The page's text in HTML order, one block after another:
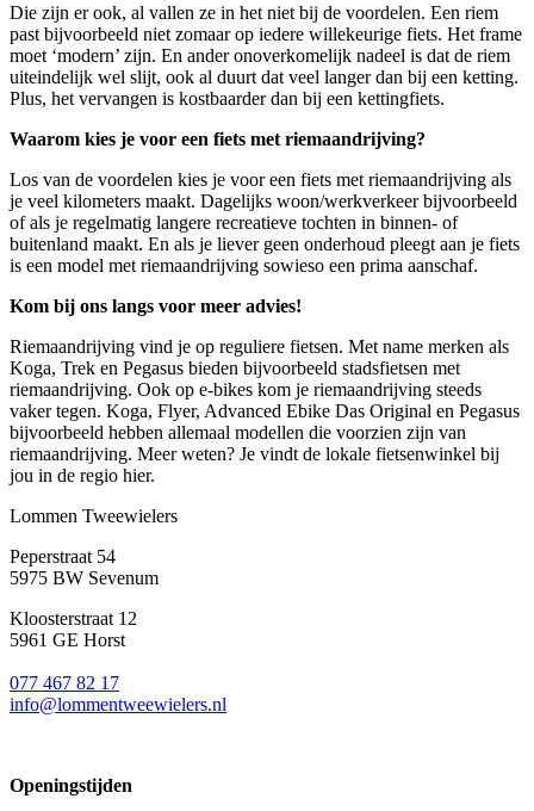
Die zijn er ook, al vallen ze in het niet bij de voordelen. Een riem
past bijvoorbeeld niet zomaar op iedere willekeurige fiets. Het frame
moet ‘modern’ zijn. En ander onoverkomelijk nadeel is dat de riem
uiteindelijk wel slijt, ook al duurt dat veel langer dan bij een ketting.
Plus, het vervangen is kostbaarder dan bij een kettingfiets.
Waarom kies je voor een fiets met riemaandrijving?
Los van de voordelen kies je voor een fiets met riemaandrijving als
je veel kilometers maakt. Dagelijks woon/werkverkeer bijvoorbeeld
of als je regelmatig langere recreatieve tochten in binnen- of
buitenland maakt. En als je liever geen onderhoud pleegt aan je fiets
is een model met riemaandrijving sowieso een prima aanschaf.
Kom bij ons langs voor meer advies!
Riemaandrijving vind je op reguliere fietsen. Met name merken als
Koga, Trek en Pegasus bieden bijvoorbeeld stadsfietsen met
riemaandrijving. Ook op e-bikes kom je riemaandrijving steeds
vaker tegen. Koga, Flyer, Advanced Ebike Das Original en Pegasus
bijvoorbeeld hebben allemaal modellen die voorzien zijn van
riemaandrijving. Meer weten? Je vindt de lokale fietsenwinkel bij
jou in de regio hier.
Lommen Tweewielers
Peperstraat 54
5975 BW Sevenum
Kloosterstraat 12
5961 GE Horst
077 467 82 17
info@lommentweewielers.nl
Openingstijden